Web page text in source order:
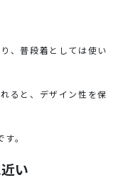
、普段着としては使い
ると、デザイン性を保
。
い